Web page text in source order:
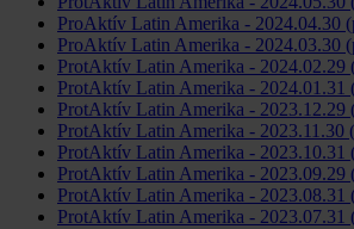
ProAktív Latin Amerika - 2024.04.30
ProAktív Latin Amerika - 2024.03.30
ProtAktív Latin Amerika - 2024.02.29
ProtAktív Latin Amerika - 2024.01.31
ProtAktív Latin Amerika - 2023.12.29
ProtAktív Latin Amerika - 2023.11.30
ProtAktív Latin Amerika - 2023.10.31
ProtAktív Latin Amerika - 2023.09.29
ProtAktív Latin Amerika - 2023.08.31
ProtAktív Latin Amerika - 2023.07.31